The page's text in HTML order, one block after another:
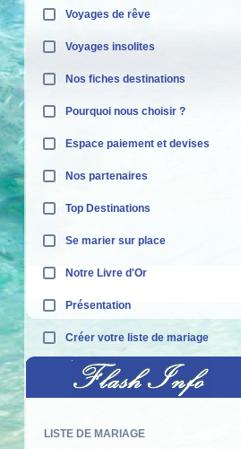
Voyages de rêve
Voyages insolites
Nos fiches destinations
Pourquoi nous choisir ?
Espace paiement et devises
Nos partenaires
Top Destinations
Se marier sur place
Notre Livre d'Or
Présentation
Créer votre liste de mariage
LISTE DE MARIAGE